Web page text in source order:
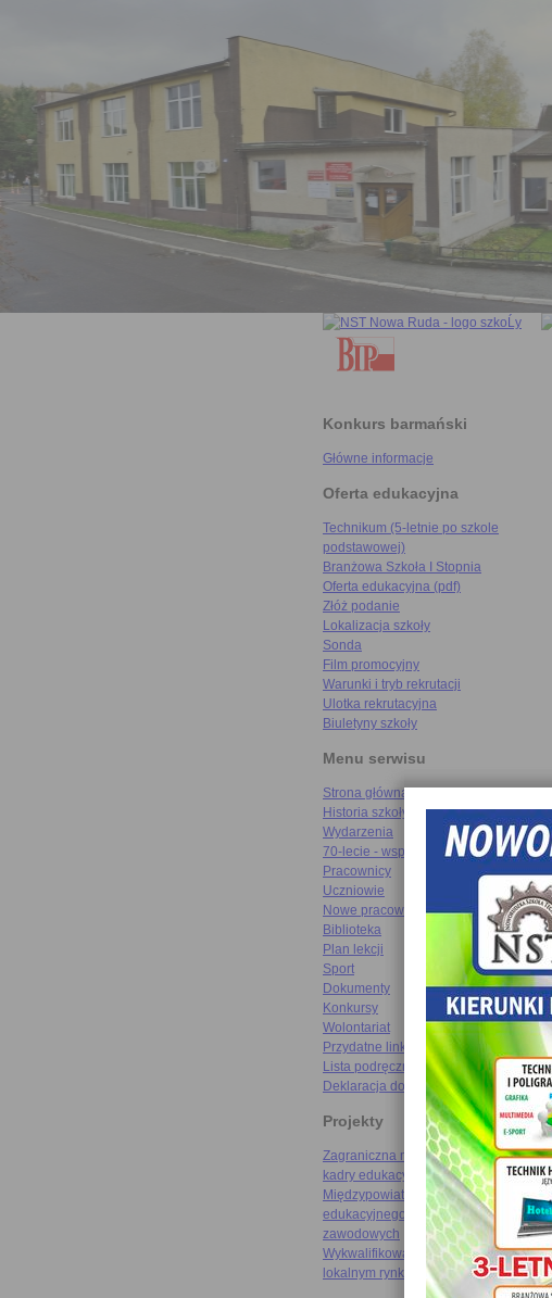
Konkurs barmański
Główne informacje
Oferta edukacyjna
Technikum (5-letnie po szkole
podstawowej)
Branżowa Szkoła I Stopnia
Oferta edukacyjna (pdf)
Złóż podanie
Lokalizacja szkoły
Sonda
Film promocyjny
Warunki i tryb rekrutacji
Ulotka rekrutacyjna
Biuletyny szkoły
Menu serwisu
Strona główna
Historia szkoły
Wydarzenia
70-lecie - wspomnienia
Pracownicy
Uczniowie
Nowe pracownie
Biblioteka
Plan lekcji
Sport
Dokumenty
Konkursy
Wolontariat
Przydatne linki
Lista podręczników
Deklaracja dostępności
Projekty
Zagraniczna mobilność szkolnej
kadry edukacyjnej
Międzypowiatowa droga do
edukacyjnego sukcesu szkół
zawodowych
Wykwalifikowani rzemieślnicy na
lokalnym rynku pracy